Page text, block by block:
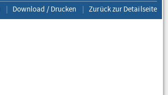
Download / Drucken Zurück zur Detailseite